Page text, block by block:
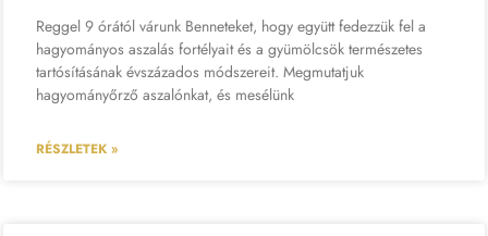
Reggel 9 órától várunk Benneteket, hogy együtt fedezzük fel a
hagyományos aszalás fortélyait és a gyümölcsök természetes
tartósításának évszázados módszereit. Megmutatjuk
hagyományőrző aszalónkat, és mesélünk
RÉSZLETEK »